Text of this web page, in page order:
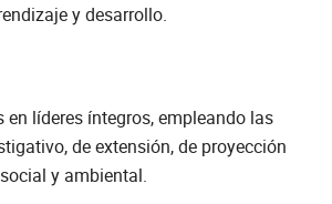
y desarrollo.
líderes íntegros, empleando las
de extensión, de proyección
y ambiental.